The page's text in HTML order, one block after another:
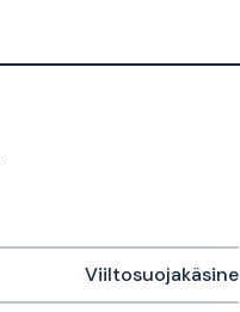
Viiltosuojakäsine